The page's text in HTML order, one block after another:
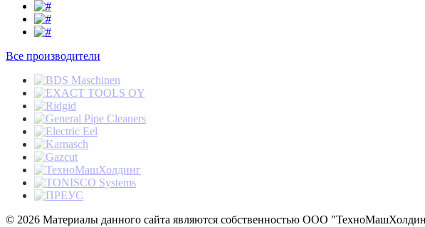
Все производители
© 2026 Материалы данного сайта являются собственностью ООО